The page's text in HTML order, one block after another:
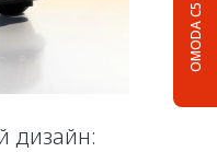
OMODA C5
дизайн: